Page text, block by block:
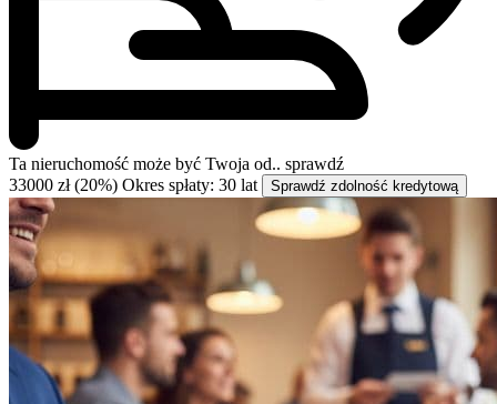
Ta nieruchomość może być Twoja od.. sprawdź
33000 zł (20%) Okres spłaty: 30 lat Sprawdź zdolność kredytową